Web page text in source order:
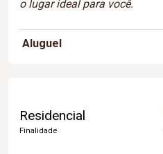
o lugar ideal para você.
Aluguel
Residencial
Finalidade